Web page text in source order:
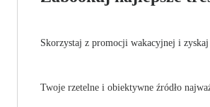
Skorzystaj z promocji wakacyjnej i
Twoje rzetelne i obiektywne źródło